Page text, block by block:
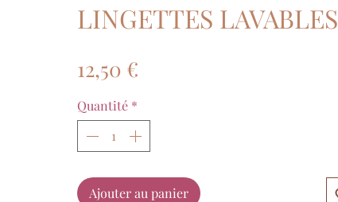
LINGETTES LAVABLES
12,50 €
Quantité *
Ajouter au panier